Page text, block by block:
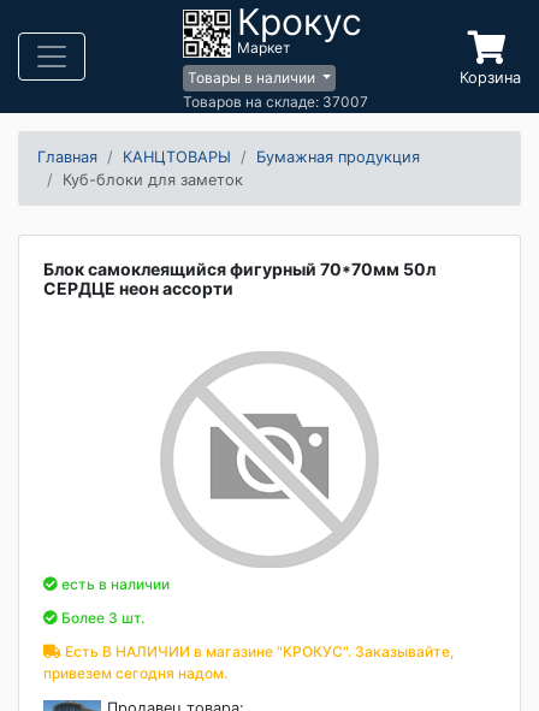
Крокус
Маркет
Товары в наличии
Товаров на складе: 37007
Корзина
Главная КАНЦТОВАРЫ
Бумажная продукция
Куб-блоки для заметок
Блок самоклеящийся фигурный 70*70мм 50л
СЕРДЦЕ неон ассорти
есть в наличии
Более 3 шт.
Есть В НАЛИЧИИ в магазине "КРОКУС". Заказывайте,
привезем сегодня надом.